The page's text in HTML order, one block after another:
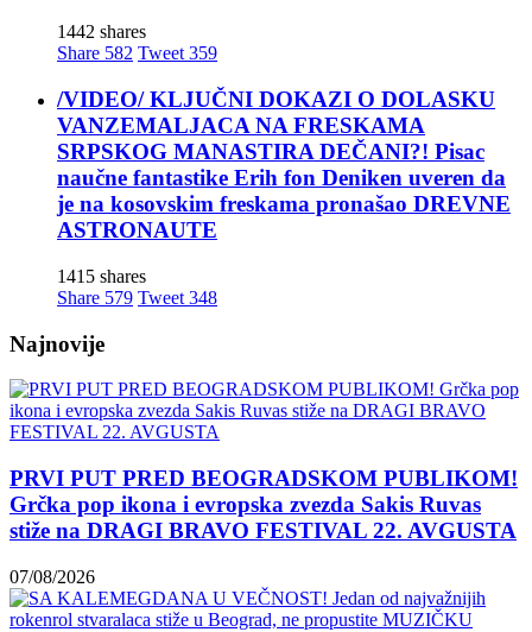
1442 shares
Share 582 Tweet 359
/VIDEO/ KLJUČNI DOKAZI O DOLASKU
VANZEMALJACA NA FRESKAMA
SRPSKOG MANASTIRA DEČANI?! Pisac
naučne fantastike Erih fon Deniken uveren da
je na kosovskim freskama pronašao DREVNE
ASTRONAUTE
1415 shares
Share 579 Tweet 348
Najnovije
PRVI PUT PRED BEOGRADSKOM PUBLIKOM!
Grčka pop ikona i evropska zvezda Sakis Ruvas
stiže na DRAGI BRAVO FESTIVAL 22. AVGUSTA
07/08/2026